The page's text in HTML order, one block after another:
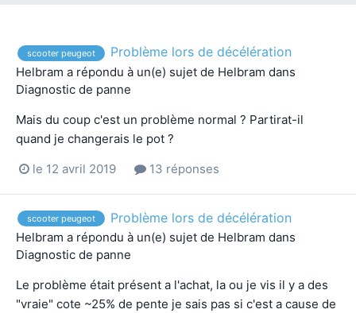
scooter peugeot Problème lors de décélération
Helbram a répondu à un(e) sujet de Helbram dans
Diagnostic de panne
Mais du coup c'est un problème normal ? Partirat-il
quand je changerais le pot ?
le 12 avril 2019 13 réponses
scooter peugeot Problème lors de décélération
Helbram a répondu à un(e) sujet de Helbram dans
Diagnostic de panne
Le problème était présent a l'achat, la ou je vis il y a des
"vraie" cote ~25% de pente je sais pas si c'est a cause de